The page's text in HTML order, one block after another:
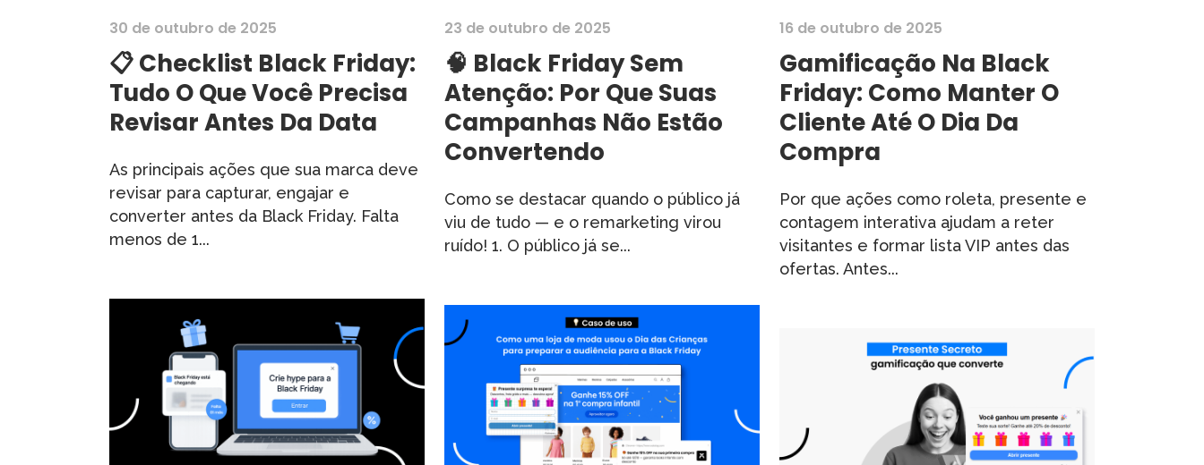
30 de outubro de 2025
📋 Checklist Black Friday:
Tudo O Que Você Precisa
Revisar Antes Da Data
As principais ações que sua marca deve
revisar para capturar, engajar e
converter antes da Black Friday. Falta
menos de 1...
23 de outubro de 2025
🧠 Black Friday Sem
Atenção: Por Que Suas
Campanhas Não Estão
Convertendo
Como se destacar quando o público já
viu de tudo — e o remarketing virou
ruído! 1. O público já se...
16 de outubro de 2025
Gamificação Na Black
Friday: Como Manter O
Cliente Até O Dia Da
Compra
Por que ações como roleta, presente e
contagem interativa ajudam a reter
visitantes e formar lista VIP antes das
ofertas. Antes...